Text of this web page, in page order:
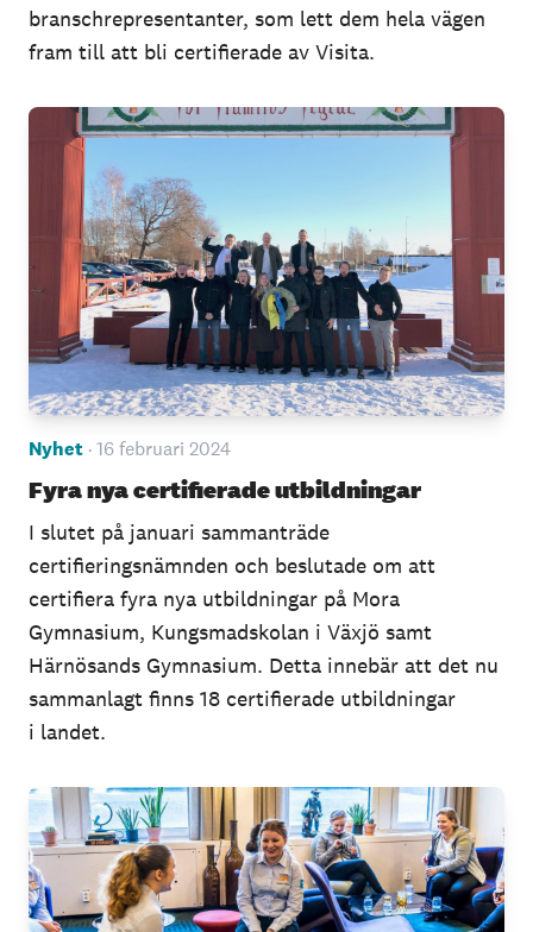
branschrepresentanter, som lett dem hela vägen
fram till att bli certifierade av Visita.
Nyhet · 16 februari 2024
Fyra nya certifierade utbildningar
I slutet på januari sammanträde
certifieringsnämnden och beslutade om att
certifiera fyra nya utbildningar på Mora
Gymnasium, Kungsmadskolan i Växjö samt
Härnösands Gymnasium. Detta innebär att det nu
sammanlagt finns 18 certifierade utbildningar
i landet.